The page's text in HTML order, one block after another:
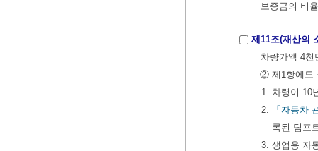
보증금의 비
제11조(재산의
차량가액 4
② 제1항에도
1. 차령이 10
2.
「자동차
록된 덤프
3. 생업용 자